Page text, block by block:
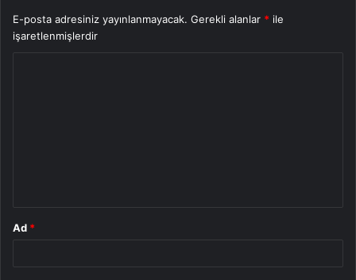
E-posta adresiniz yayınlanmayacak. Gerekli alanlar * ile
işaretlenmişlerdir
Ad *